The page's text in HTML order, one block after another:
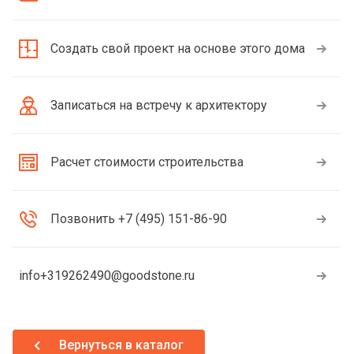
Создать свой проект на основе этого дома
Записаться на встречу к архитектору
Расчет стоимости строительства
Позвонить +7 (495) 151-86-90
info+319262490@goodstone.ru
Вернуться в каталог